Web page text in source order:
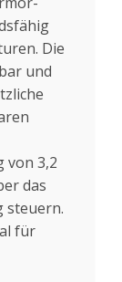
Die
und
von 3,2
das
steuern.
für